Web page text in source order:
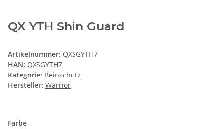
QX YTH Shin Guard
Artikelnummer: QXSGYTH7
HAN: QXSGYTH7
Kategorie: Beinschutz
Hersteller: Warrior
Farbe